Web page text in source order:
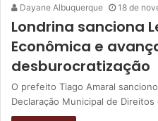
Dayane Albuquerque 18 de
Londrina sanciona
Econômica e
desburocratização
O prefeito Tiago Amaral
Declaração Municipal de